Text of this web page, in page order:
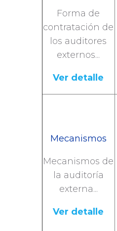
Forma de
contratación de
los auditores
externos...
Ver detalle
Mecanismos
Mecanismos de
la auditoría
externa...
Ver detalle